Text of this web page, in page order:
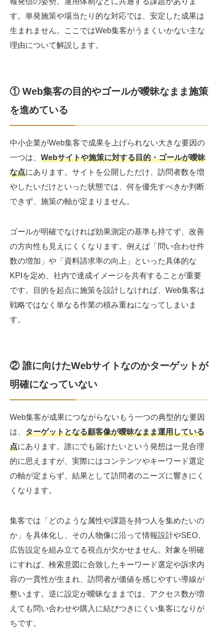
す。単発施策や場当たり的な対応では、安定した成果は
生まれません。ここではWeb集客がうまくいかない主な
理由について解説します。
① Web集客の目的やゴールが曖昧なまま施策
を進めている
中小企業がWeb集客で成果を上げられない大きな要因の
一つは、 Webサイトや施策に対する目的・ゴールが曖昧
な点にあります。サイトを公開しただけ、訪問者数を増
やしたいだけといった状態では、何を優先すべきか判断
できず、施策の軸が定まりません。
ゴールが明確でなければ効果測定の基準も持てず、改善
の方向性も見えにくくなります。例えば「問い合わせ件
数の増加」や「資料請求率の向上」といった具体的な
KPIを定め、社内で達成イメージを共有することが重要
です。目的を起点に施策を設計しなければ、Web集客は
戦略ではなく単なる作業の積み重ねになってしまいま
す。
② 誰に向けたWebサイトなのかターゲットが
明確になっていない
Web集客が成果につながらないもう一つの典型的な要因
は、 ターゲットとなる顧客像が曖昧なまま運用している
点にあります。誰にでも届けたいという発想は一見合理
的に思えますが、実際にはコンテンツやキーワード選定
の軸が定まらず、結果として訪問者のニーズに響きにく
くなります。
集客では「どのような属性や課題を持つ人を集めたいの
か」を具体化し、その人物像に沿って情報設計やSEO、
広告設定を組み立てる視点が欠かせません。対象を明確
にすれば、検索意図に合致したキーワード選定や訴求内
容の一貫性が生まれ、訪問者が価値を感じやすい導線が
整います。逆に設定が曖昧なままでは、アクセス数が増
えても問い合わせや購入に結びつきにくい集客になりが
ちです。